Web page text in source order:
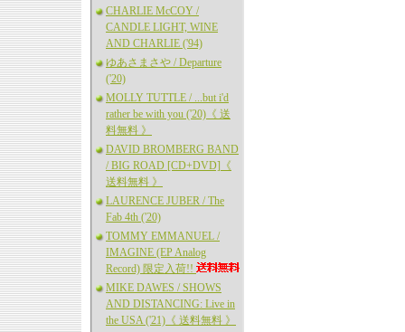
CHARLIE McCOY /
CANDLE LIGHT, WINE
AND CHARLIE ('94)
ゆあさまさや / Departure
('20)
MOLLY TUTTLE / ...but i'd
rather be with you ('20)《 送
料無料 》
DAVID BROMBERG BAND
/ BIG ROAD [CD+DVD]《
送料無料 》
LAURENCE JUBER / The
Fab 4th ('20)
TOMMY EMMANUEL /
IMAGINE (EP Analog
Record) 限定入荷!!
MIKE DAWES / SHOWS
AND DISTANCING: Live in
the USA ('21)《 送料無料 》